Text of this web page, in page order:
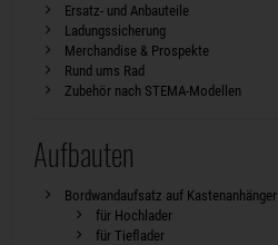
Ersatz- und Anbauteile
Ladungssicherung
Merchandise & Prospekte
Rund ums Rad
Zubehör nach STEMA-Modellen
Aufbauten
Bordwandaufsatz auf Kastenanhänger
für Hochlader
für Tieflader